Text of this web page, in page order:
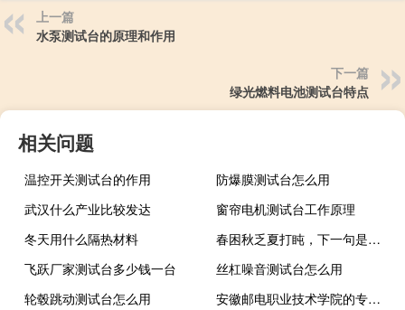
上一篇
水泵测试台的原理和作用
下一篇
绿光燃料电池测试台特点
相关问题
温控开关测试台的作用
防爆膜测试台怎么用
武汉什么产业比较发达
窗帘电机测试台工作原理
冬天用什么隔热材料
春困秋乏夏打盹，下一句是什麼来著
飞跃厂家测试台多少钱一台
丝杠噪音测试台怎么用
轮毂跳动测试台怎么用
安徽邮电职业技术学院的专业有哪些